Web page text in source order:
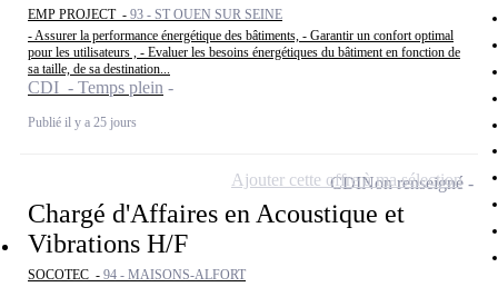
EMP PROJECT - 93 - ST OUEN SUR SEINE
- Assurer la performance énergétique des bâtiments, - Garantir un confort optimal
pour les utilisateurs , - Evaluer les besoins énergétiques du bâtiment en fonction de
sa taille, de sa destination...
CDI - Temps plein
Publié il y a 25 jours
Chargé d'Affaires en Acoustique et
Vibrations H/F
SOCOTEC - 94 - MAISONS-ALFORT
CDINon renseigné
Ajouter cette offre à ma sélection